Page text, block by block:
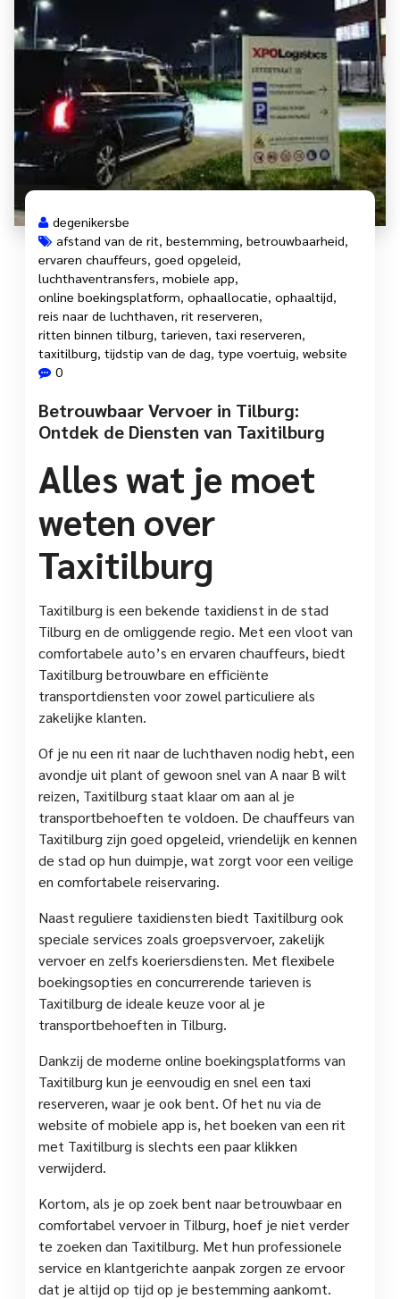
degenikersbe
afstand van de rit bestemming betrouwbaarheid
ervaren chauffeurs goed opgeleid
luchthaventransfers mobiele app
online boekingsplatform ophaallocatie ophaaltijd
reis naar de luchthaven rit reserveren
ritten binnen tilburg tarieven taxi reserveren
taxitilburg tijdstip van de dag type voertuig website
0
Betrouwbaar Vervoer in Tilburg:
Ontdek de Diensten van Taxitilburg
Alles wat je moet
weten over
Taxitilburg
Taxitilburg is een bekende taxidienst in de stad
Tilburg en de omliggende regio. Met een vloot van
comfortabele auto’s en ervaren chauffeurs, biedt
Taxitilburg betrouwbare en efficiënte
transportdiensten voor zowel particuliere als
zakelijke klanten.
Of je nu een rit naar de luchthaven nodig hebt, een
avondje uit plant of gewoon snel van A naar B wilt
reizen, Taxitilburg staat klaar om aan al je
transportbehoeften te voldoen. De chauffeurs van
Taxitilburg zijn goed opgeleid, vriendelijk en kennen
de stad op hun duimpje, wat zorgt voor een veilige
en comfortabele reiservaring.
Naast reguliere taxidiensten biedt Taxitilburg ook
speciale services zoals groepsvervoer, zakelijk
vervoer en zelfs koeriersdiensten. Met flexibele
boekingsopties en concurrerende tarieven is
Taxitilburg de ideale keuze voor al je
transportbehoeften in Tilburg.
Dankzij de moderne online boekingsplatforms van
Taxitilburg kun je eenvoudig en snel een taxi
reserveren, waar je ook bent. Of het nu via de
website of mobiele app is, het boeken van een rit
met Taxitilburg is slechts een paar klikken
verwijderd.
Kortom, als je op zoek bent naar betrouwbaar en
comfortabel vervoer in Tilburg, hoef je niet verder
te zoeken dan Taxitilburg. Met hun professionele
service en klantgerichte aanpak zorgen ze ervoor
dat je altijd op tijd op je bestemming aankomt.